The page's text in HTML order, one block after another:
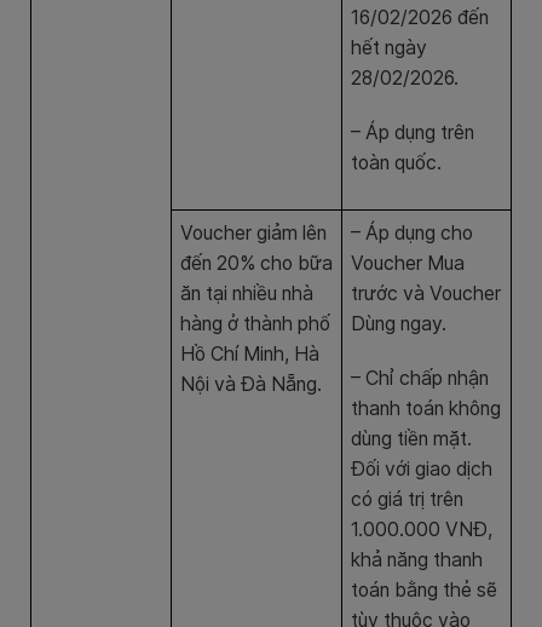
16/02/2026 đến
hết ngày
28/02/2026.
– Áp dụng trên
toàn quốc.
Voucher giảm lên
đến 20% cho bữa
ăn tại nhiều nhà
hàng ở thành phố
Hồ Chí Minh, Hà
Nội và Đà Nẵng.
– Áp dụng cho
Voucher Mua
trước và Voucher
Dùng ngay.
– Chỉ chấp nhận
thanh toán không
dùng tiền mặt.
Đối với giao dịch
có giá trị trên
1.000.000 VNĐ,
khả năng thanh
toán bằng thẻ sẽ
tùy thuộc vào